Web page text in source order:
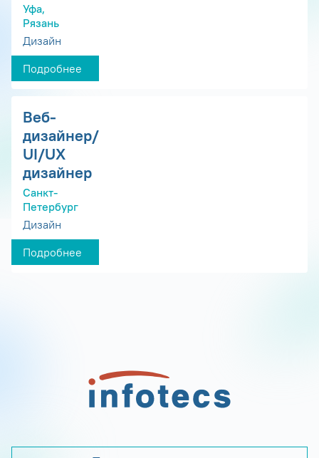
Уфа,
Рязань
Дизайн
Подробнее
Веб-
дизайнер/
UI/UX
дизайнер
Санкт-
Петербург
Дизайн
Подробнее